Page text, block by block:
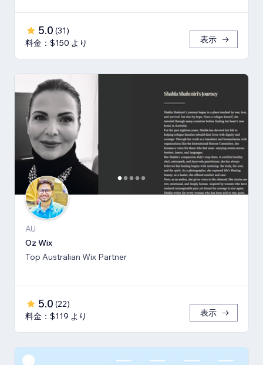
5.0 (31)
料金：$150 より
表示
AU
Oz Wix
Top Australian Wix Partner
5.0 (22)
料金：$119 より
表示